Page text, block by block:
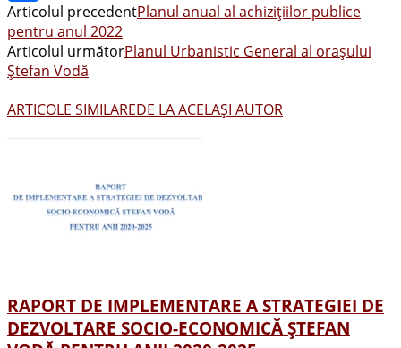
Share
Articolul precedentPlanul anual al achiziţiilor publice
pentru anul 2022
Articolul următorPlanul Urbanistic General al oraşului
Ştefan Vodă
ARTICOLE SIMILAREDE LA ACELAȘI AUTOR
RAPORT DE IMPLEMENTARE A STRATEGIEI DE
DEZVOLTARE SOCIO-ECONOMICĂ ȘTEFAN